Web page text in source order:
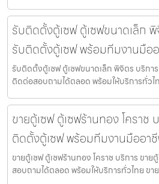
รับติดตั้งตู้เซฟ ตู้เซฟขนาดเล็ก
รับติดตั้งตู้เซฟ พร้อมทีมงานมือ
รับติดตั้งตู้เซฟ ตู้เซฟขนาดเล็ก พิจิตร บริกา
ติดต่อสอบถามได้ตลอด พร้อมให้บริการทั่วไ
ขายตู้เซฟ ตู้เซฟร้านทอง โคราช
ติดตั้งตู้เซฟ พร้อมทีมงานมืออา
ขายตู้เซฟ ตู้เซฟร้านทอง โคราช บริการ ขา
สอบถามได้ตลอด พร้อมให้บริการทั่วไทย ขา